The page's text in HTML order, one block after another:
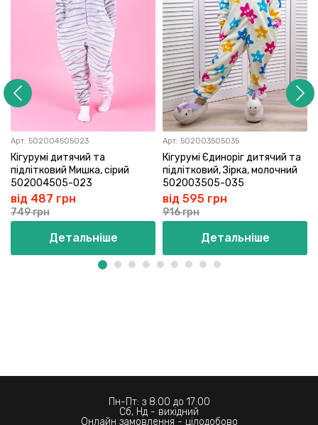
Арт: 502004505023
Кігурумі дитячий та
підлітковий Мишка, сірий
502004505-023
від 487 грн
749 грн
Детальніше
Арт: 502003505035
Кігурумі Єдиноріг дитячий та
підлітковий, Зірка, молочний
502003505-035
від 595 грн
916 грн
Детальніше
Пн-Пт: з 8:00 до 17:00
Сб, Нд - вихідний
Онлайн замовлення - цілодобово